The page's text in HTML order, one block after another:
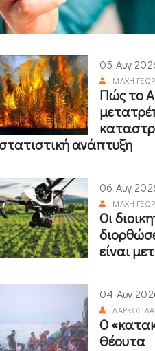
05 Αυγ
ΜΆΧΗ
Πώς το
ανάπτυξη
06 Αυγ
ΜΆΧΗ
Οι
είναι
04 Αυγ
ΛΆΡΚΟΣ
Ο
Θέουτα